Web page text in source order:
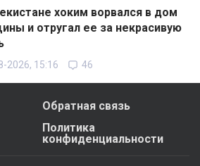
хоким ворвался в дом
и отругал ее за некрасивую
2026, 15:16 46
Обратная связь
Политика
конфиденциальности